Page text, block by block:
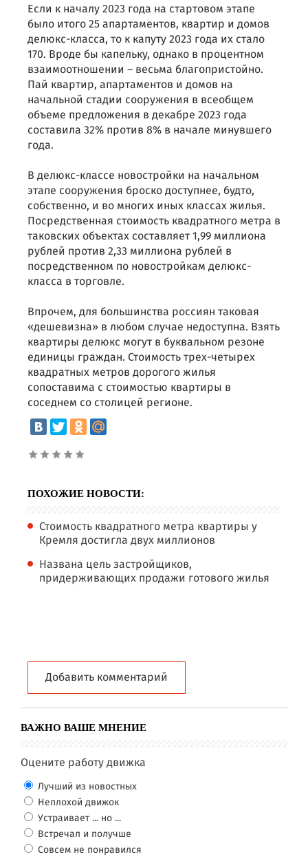
Если к началу 2023 года на стартовом этапе
было итого 25 апартаментов, квартир и домов
делюкс-класса, то к капуту 2023 года их стало
170. Вроде бы капельку, однако в процентном
взаимоотношении – весьма благопристойно.
Пай квартир, апартаментов и домов на
начальной стадии сооружения в всеобщем
объеме предложения в декабре 2023 года
составила 32% против 8% в начале минувшего
года.
В делюкс-классе новостройки на начальном
этапе сооружения броско доступнее, будто,
собственно, и во многих иных классах жилья.
Посредственная стоимость квадратного метра в
таковских объектах составляет 1,99 миллиона
рублей против 2,33 миллиона рублей в
посредственном по новостройкам делюкс-
класса в торговле.
Впрочем, для большинства россиян таковая
«дешевизна» в любом случае недоступна. Взять
квартиры делюкс могут в буквальном резоне
единицы граждан. Стоимость трех-четырех
квадратных метров дорогого жилья
сопоставима с стоимостью квартиры в
соседнем со столицей регионе.
ПОХОЖИЕ НОВОСТИ:
Стоимость квадратного метра квартиры у
Кремля достигла двух миллионов
Названа цель застройщиков,
придерживающих продажи готового жилья
Добавить комментарий
ВАЖНО ВАШЕ МНЕНИЕ
Оцените работу движка
Лучший из новостных
Неплохой движок
Устраивает ... но ...
Встречал и получше
Совсем не понравился